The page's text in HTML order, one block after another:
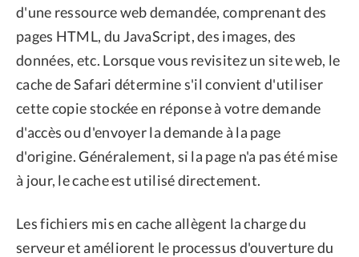
d'une ressource web demandée, comprenant des
pages HTML, du JavaScript, des images, des
données, etc. Lorsque vous revisitez un site web, le
cache de Safari détermine s'il convient d'utiliser
cette copie stockée en réponse à votre demande
d'accès ou d'envoyer la demande à la page
d'origine. Généralement, si la page n'a pas été mise
à jour, le cache est utilisé directement.
Les fichiers mis en cache allègent la charge du
serveur et améliorent le processus d'ouverture du